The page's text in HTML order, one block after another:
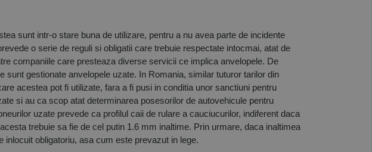
sunt intr-o stare buna de utilizare, pentru a nu avea parte de incidente
o serie de reguli si obligatii care trebuie respectate intocmai, atat de
companiile care presteaza diverse servicii ce implica anvelopele. De
gestionate anvelopele uzate. In Romania, similar tuturor tarilor din
acestea pot fi utilizate, fara a fi pusi in conditia unor sanctiuni pentru
si au ca scop atat determinarea posesorilor de autovehicule pentru
uzate prevede ca profilul caii de rulare a cauciucurilor, indiferent daca
trebuie sa fie de cel putin 1.6 mm inaltime. Prin urmare, daca inaltimea
obligatoriu, asa cum este prevazut in lege.